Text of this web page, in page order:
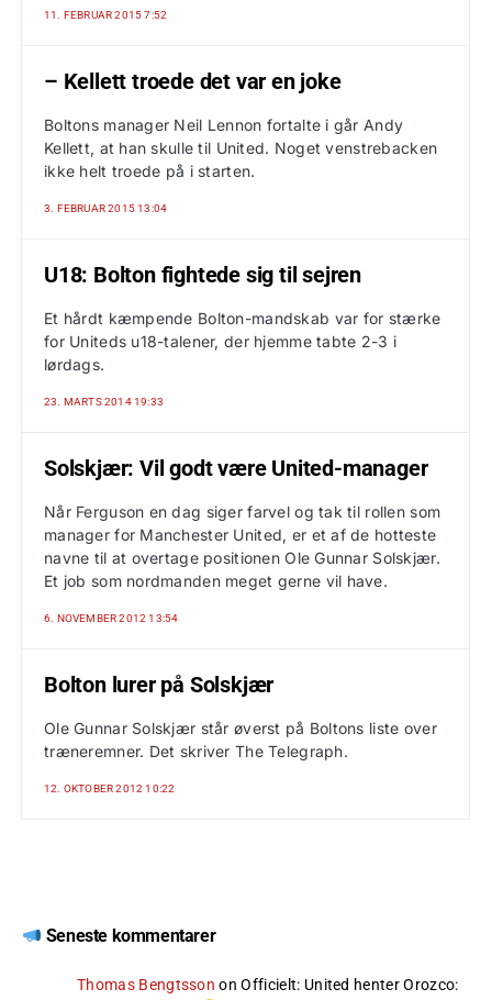
11. FEBRUAR 2015 7:52
– Kellett troede det var en joke
Boltons manager Neil Lennon fortalte i går Andy
Kellett, at han skulle til United. Noget venstrebacken
ikke helt troede på i starten.
3. FEBRUAR 2015 13:04
U18: Bolton fightede sig til sejren
Et hårdt kæmpende Bolton-mandskab var for stærke
for Uniteds u18-talener, der hjemme tabte 2-3 i
lørdags.
23. MARTS 2014 19:33
Solskjær: Vil godt være United-manager
Når Ferguson en dag siger farvel og tak til rollen som
manager for Manchester United, er et af de hotteste
navne til at overtage positionen Ole Gunnar Solskjær.
Et job som nordmanden meget gerne vil have.
6. NOVEMBER 2012 13:54
Bolton lurer på Solskjær
Ole Gunnar Solskjær står øverst på Boltons liste over
træneremner. Det skriver The Telegraph.
12. OKTOBER 2012 10:22
Seneste kommentarer
Thomas Bengtsson onOfficielt: United henter Orozco: